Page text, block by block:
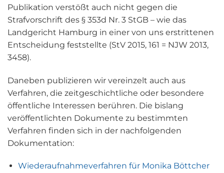
Publikation verstößt auch nicht gegen die
Strafvorschrift des § 353d Nr. 3 StGB – wie das
Landgericht Hamburg in einer von uns erstrittenen
Entscheidung feststellte (StV 2015, 161 = NJW 2013,
3458).
Daneben publizieren wir vereinzelt auch aus
Verfahren, die zeitgeschichtliche oder besondere
öffentliche Interessen berühren. Die bislang
veröffentlichten Dokumente zu bestimmten
Verfahren finden sich in der nachfolgenden
Dokumentation:
Wiederaufnahmeverfahren für Monika Böttcher